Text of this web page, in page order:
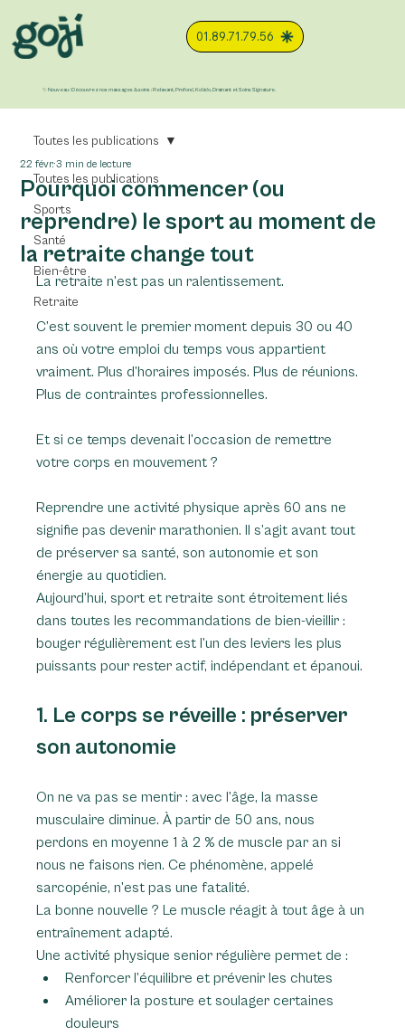
✨ Nouveau : Découvrez nos massages & soins : Relaxant, Profond, Kobido, Drainant et Soins Signature.
01.89.71.79.56
Toutes les publications
Sports
Santé
Bien-être
Retraite
Toutes les publications
Pourquoi commencer (ou
reprendre) le sport au moment de
la retraite change tout
22 févr.3 min de lecture
La retraite n’est pas un ralentissement.
C’est souvent le premier moment depuis 30 ou 40
ans où votre emploi du temps vous appartient
vraiment. Plus d’horaires imposés. Plus de réunions.
Plus de contraintes professionnelles.
Et si ce temps devenait l’occasion de remettre
votre corps en mouvement ?
Reprendre une activité physique après 60 ans ne
signifie pas devenir marathonien. Il s’agit avant tout
de préserver sa santé, son autonomie et son
énergie au quotidien.
Aujourd’hui, sport et retraite sont étroitement liés
dans toutes les recommandations de bien-vieillir :
bouger régulièrement est l’un des leviers les plus
puissants pour rester actif, indépendant et épanoui.
1. Le corps se réveille : préserver
son autonomie
On ne va pas se mentir : avec l’âge, la masse
musculaire diminue. À partir de 50 ans, nous
perdons en moyenne 1 à 2 % de muscle par an si
nous ne faisons rien. Ce phénomène, appelé
sarcopénie, n’est pas une fatalité.
La bonne nouvelle ? Le muscle réagit à tout âge à un
entraînement adapté.
Une activité physique senior régulière permet de :
Renforcer l’équilibre et prévenir les chutes
Améliorer la posture et soulager certaines
douleurs